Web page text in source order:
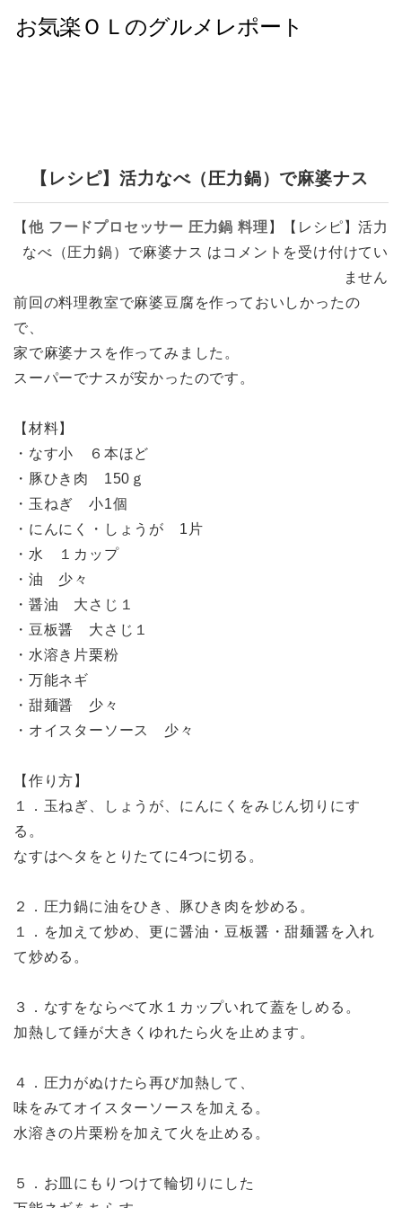
【レシピ】活力なべ（圧力鍋）で麻婆ナス
【他 フードプロセッサー 圧力鍋 料理 】
【レシピ】活力
なべ（圧力鍋）で麻婆ナス は コメントを受け付けてい
ません
前回の料理教室で麻婆豆腐を作っておいしかったの
で、
家で麻婆ナスを作ってみました。
スーパーでナスが安かったのです。
【材料】
・なす小 ６本ほど
・豚ひき肉 150ｇ
・玉ねぎ 小1個
・にんにく・しょうが 1片
・水 １カップ
・油 少々
・醤油 大さじ１
・豆板醤 大さじ１
・水溶き片栗粉
・万能ネギ
・甜麺醤 少々
・オイスターソース 少々
【作り方】
１．玉ねぎ、しょうが、にんにくをみじん切りにす
る。
なすはヘタをとりたてに4つに切る。
２．圧力鍋に油をひき、豚ひき肉を炒める。
１．を加えて炒め、更に醤油・豆板醤・甜麺醤を入れ
て炒める。
３．なすをならべて水１カップいれて蓋をしめる。
加熱して錘が大きくゆれたら火を止めます。
４．圧力がぬけたら再び加熱して、
味をみてオイスターソースを加える。
水溶きの片栗粉を加えて火を止める。
５．お皿にもりつけて輪切りにした